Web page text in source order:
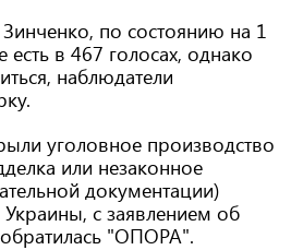
по состоянию на 1
в 467 голосах, однако
наблюдатели
уголовное производство
или незаконное
документации)
с заявлением об
"ОПОРА".